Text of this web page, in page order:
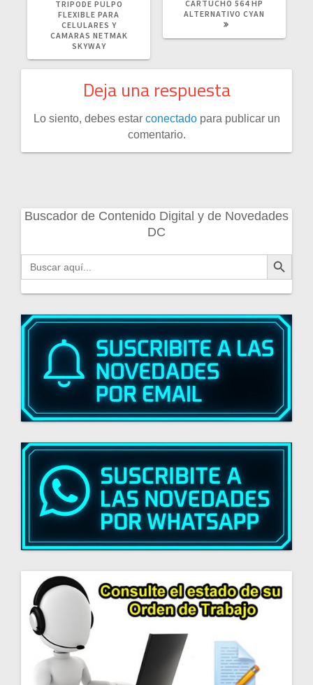
ANTERIOR:
TRIPODE PULPO
FLEXIBLE PARA
CELULARES Y
CAMARAS NETMAK
SKYWAY
POST:
CARTUCHO 564 HP
ALTERNATIVO CYAN
Deja una respuesta
Lo siento, debes estar conectadopara publicar un
comentario.
Buscador de Contenido Digital y de Novedades
DC
Buscar: Botón de búsqueda